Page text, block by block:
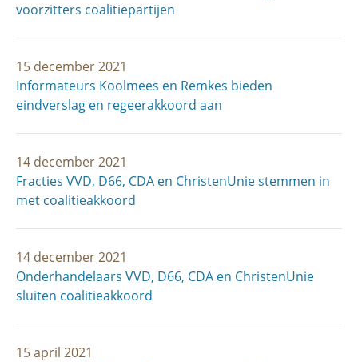
voorzitters coalitiepartijen
15 december 2021
Informateurs Koolmees en Remkes bieden
eindverslag en regeerakkoord aan
14 december 2021
Fracties VVD, D66, CDA en ChristenUnie stemmen in
met coalitieakkoord
14 december 2021
Onderhandelaars VVD, D66, CDA en ChristenUnie
sluiten coalitieakkoord
15 april 2021